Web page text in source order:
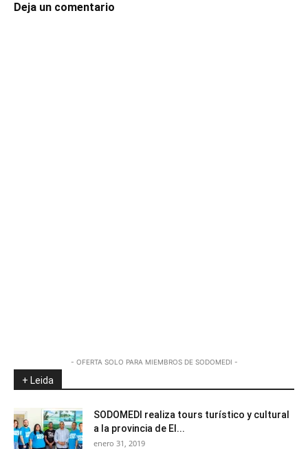
Deja un comentario
- OFERTA SOLO PARA MIEMBROS DE SODOMEDI -
+ Leida
SODOMEDI realiza tours turístico y cultural
a la provincia de El...
enero 31, 2019